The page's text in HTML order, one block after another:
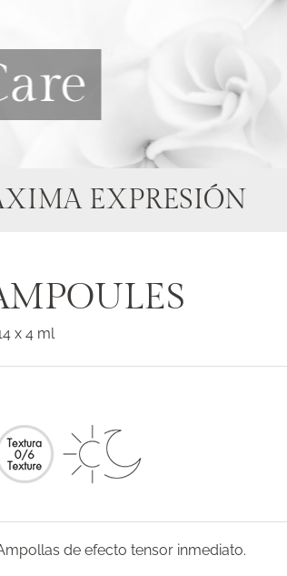
EXPRESIÓN
x 4 ml
de efecto tensor inmediato.